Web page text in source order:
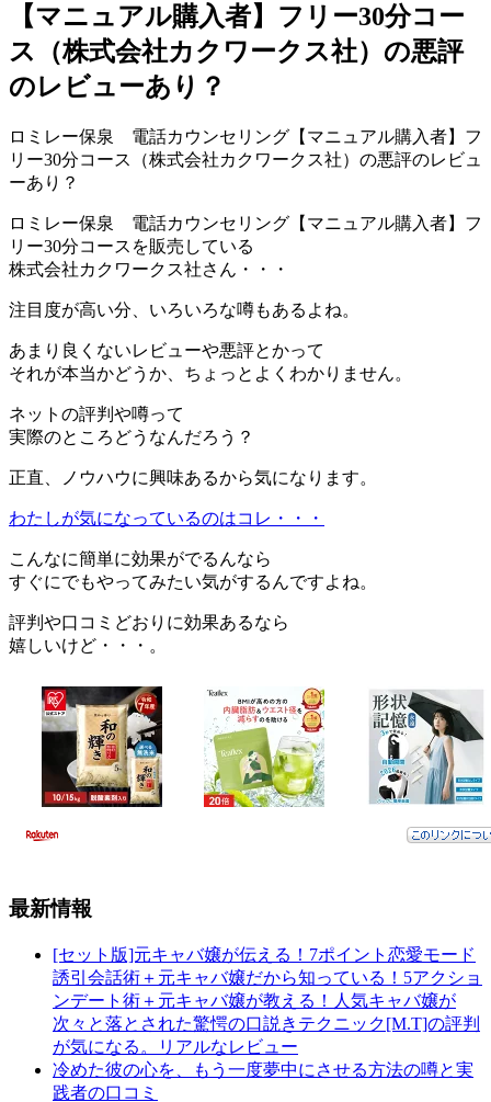
【マニュアル購入者】フリー30分コー
ス（株式会社カクワークス社）の悪評
のレビューあり？
ロミレー保泉 電話カウンセリング【マニュアル購入者】フ
リー30分コース（株式会社カクワークス社）の悪評のレビュ
ーあり？
ロミレー保泉 電話カウンセリング【マニュアル購入者】フ
リー30分コースを販売している
株式会社カクワークス社さん・・・
注目度が高い分、いろいろな噂もあるよね。
あまり良くないレビューや悪評とかって
それが本当かどうか、ちょっとよくわかりません。
ネットの評判や噂って
実際のところどうなんだろう？
正直、ノウハウに興味あるから気になります。
わたしが気になっているのはコレ・・・
こんなに簡単に効果がでるんなら
すぐにでもやってみたい気がするんですよね。
評判や口コミどおりに効果あるなら
嬉しいけど・・・。
最新情報
[セット版]元キャバ嬢が伝える！7ポイント恋愛モード
誘引会話術＋元キャバ嬢だから知っている！5アクショ
ンデート術＋元キャバ嬢が教える！人気キャバ嬢が
次々と落とされた驚愕の口説きテクニック[M.T]の評判
が気になる。リアルなレビュー
冷めた彼の心を、もう一度夢中にさせる方法の噂と実
践者の口コミ